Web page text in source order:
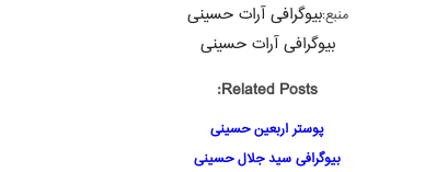
منبع:بیوگرافی آرات حسینی
بیوگرافی آرات حسینی
Related Posts:
پوستر اربعین حسینی
بیوگرافی سید جلال حسینی